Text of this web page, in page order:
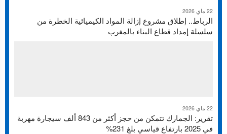
22 ماي 2026
الرباط.. إطلاق مشروع إزالة المواد الكيميائية الخطرة من
سلسلة إمداد قطاع البناء بالمغرب
22 ماي 2026
تقرير: الجمارك تتمكن من حجز أكثر من 843 ألف سيجارة مهربة
في 2025 بارتفاع قياسي بلغ 231%